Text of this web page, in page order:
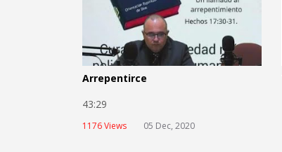
Arrepentirce
43:29
1176 Views 05 Dec, 2020